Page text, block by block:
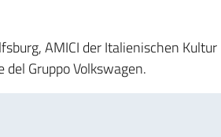
AMICI der Italienischen Kultur
Gruppo Volkswagen.